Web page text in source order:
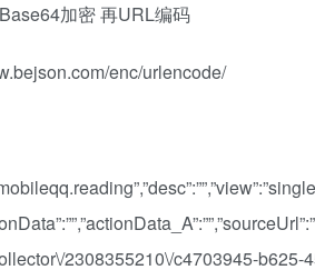
加密 再URL编码
enc/urlencode/
2308355210\/c4703945-b625-